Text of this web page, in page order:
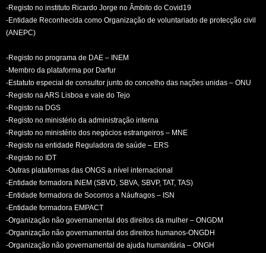
-Registo no instituto Ricardo Jorge no Âmbito do Covid19
-Entidade Reconhecida como Organização de voluntariado de protecção civil
(ANEPC)
-Registo no programa de DAE – INEM
-Membro da plataforma por Darfur
-Estatuto especial de consultor junto do concelho das nações unidas – ONU
-Registo na ARS Lisboa e vale do Tejo
-Registo na DGS
-Registo no ministério da administração interna
-Registo no ministério dos negócios estrangeiros – MNE
-Registo na entidade Reguladora de saúde – ERS
-Registo no IDT
-Outras plataformas das ONGS a nível internacional
-Entidade formadora INEM (SBVD, SBVA, SBVP, TAT, TAS)
-Entidade formadora de Socorros a Náufragos – ISN
-Entidade formadora EMPACT
-Organização não governamental dos direitos da mulher – ONGDM
-Organização não governamental dos direitos humanos-ONGDH
-Organização não governamental de ajuda humanitária – ONGH